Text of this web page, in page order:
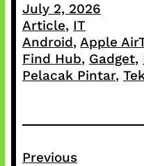
July 2, 2026
Article, IT
Android, Apple
Find Hub, Gadget,
Pelacak Pintar,
Previous